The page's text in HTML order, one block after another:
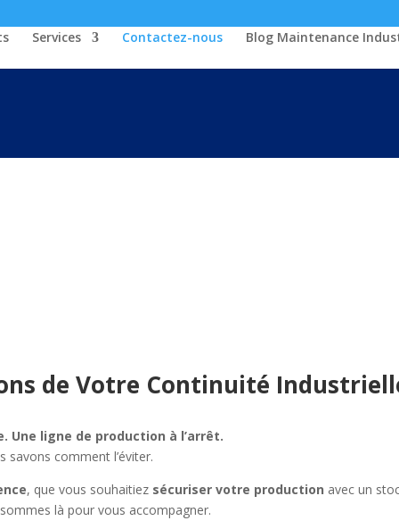
Services Contactez-nous Blog Maintenance
de Votre Continuité
Une ligne de production à l’arrêt.
savons comment l’éviter.
, que vous souhaitiez sécuriser votre production avec un
là pour vous accompagner.